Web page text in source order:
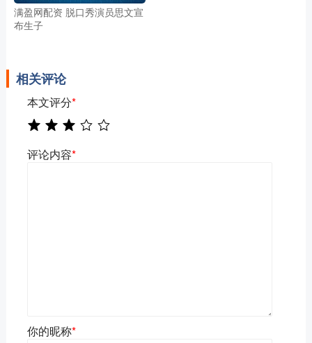
满盈网配资 脱口秀演员思文宣
布生子
相关评论
本文评分*
评论内容*
你的昵称*